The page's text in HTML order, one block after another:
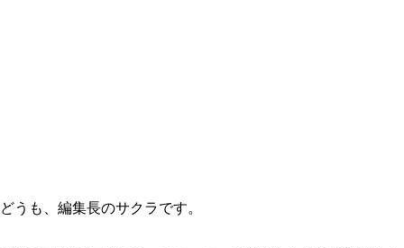
どうも、編集長のサクラです。